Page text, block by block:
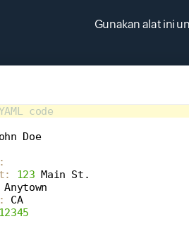
Gunakan alat ini
code
Doe
:
: 123 Main St.
Anytown
: CA
12345